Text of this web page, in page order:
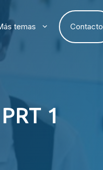
temas Contacto
1